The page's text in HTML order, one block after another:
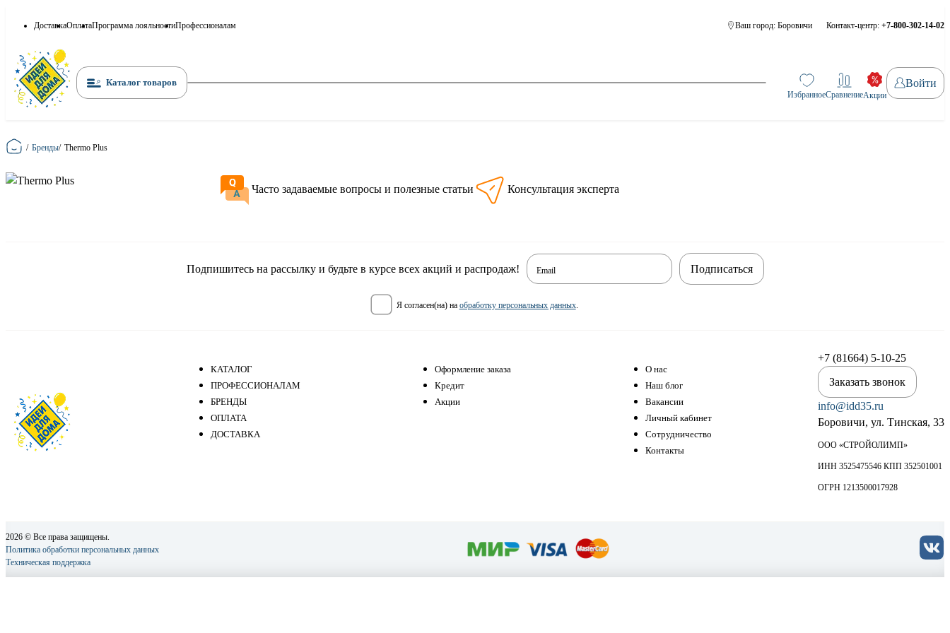
ДоставкаОплатаПрограмма лояльностиПрофессионалам Ваш город: Боровичи Контакт-центр: +7-800-302-14-02
Каталог товаров
ИзбранноеСравнениеАкции
Войти
Главная
/ Бренды/ Thermo Plus
Часто задаваемые вопросы и полезные статьи Консультация эксперта
Подпишитесь на рассылку и будьте в курсе всех акций и распродаж! Email
я согласен(на) на обработку персональных данных.
Подписаться
КАТАЛОГ
ПРОФЕССИОНАЛАМ
БРЕНДЫ
ОПЛАТА
ДОСТАВКА
Оформление заказа
Кредит
Акции
О нас
Наш блог
Вакансии
Личный кабинет
Сотрудничество
Контакты
+7 (81664) 5-10-25
Заказать звонок
info@idd35.ru
Боровичи, ул. Тинская, 33
ООО «СТРОЙОЛИМП»
ИНН 3525475546 КПП 352501001
ОГРН 1213500017928
2026 © Все права защищены.
Политика обработки персональных данных
Техническая поддержка